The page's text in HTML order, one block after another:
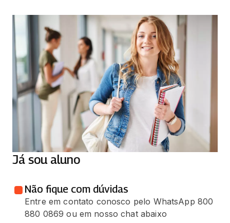
Já sou aluno
Não fique com dúvidas
Entre em contato conosco pelo WhatsApp 800
880 0869 ou em nosso chat abaixo